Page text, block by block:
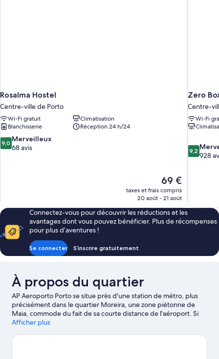
Rosalma Hostel
Centre-ville de Porto
Wi-Fi gratuit
Climatisation
Blanchisserie
Réception 24 h/24
9.0
sur
9,0 Merveilleux
68 avis
Le
nouveau
prix
de
69 €
69 €
taxes et frais compris
20 août - 21 août
Zero
Centre-
Wi-Fi
9.2
sur
9,2
928
Connectez-vous pour découvrir les réductions et les
avantages dont vous pouvez bénéficier. Plus de récompenses
pour plus d’aventures !
Se connecter S’inscrire gratuitement
À propos du quartier
AP Aeroporto Porto se situe près d'une station de métro, plus
précisément dans le quartier Moreira, une zone piétonne de
Maia, commode du fait de sa courte distance de l'aéroport. Si
les célèbres Centre historique de Porto et Cathédrale de Porto
shopping se tourneront vers l'emblématique Marché de Bolhão.
Afficher plus